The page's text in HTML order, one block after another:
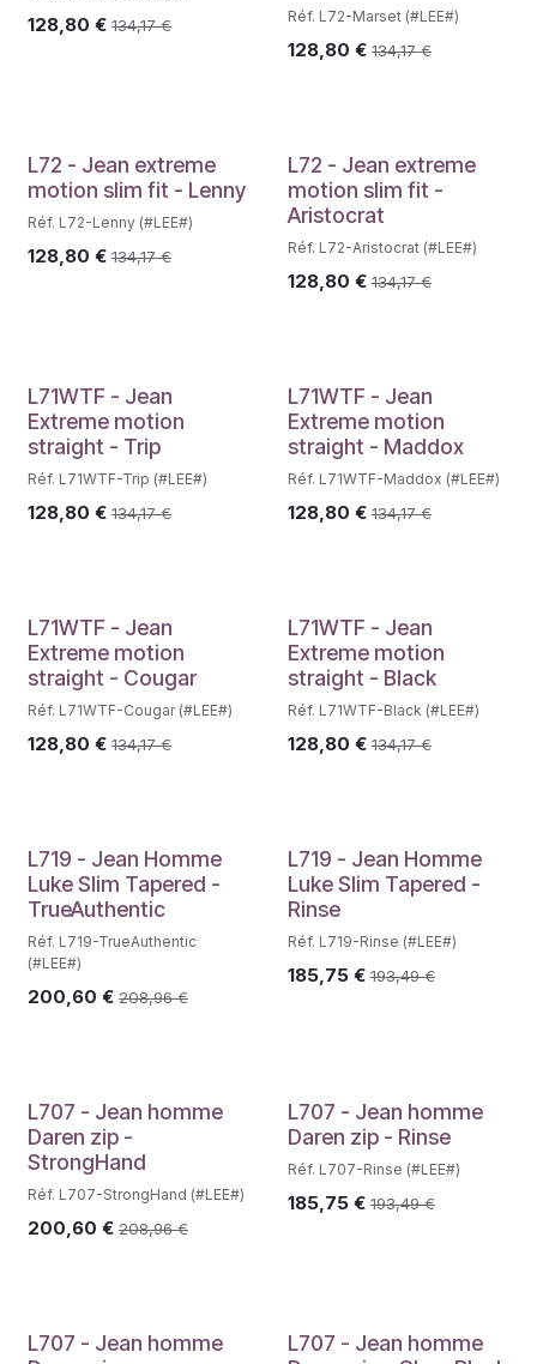
128,80 € 134,17€ Réf. L72-Marset (#LEE#)
128,80 € 134,17€
L72 - Jean extreme
motion slim fit - Lenny
Réf. L72-Lenny (#LEE#)
128,80 € 134,17€
L72 - Jean extreme
motion slim fit -
Aristocrat
Réf. L72-Aristocrat (#LEE#)
128,80 € 134,17€
L71WTF - Jean
Extreme motion
straight - Trip
Réf. L71WTF-Trip (#LEE#)
128,80 € 134,17€
L71WTF - Jean
Extreme motion
straight - Maddox
Réf. L71WTF-Maddox (#LEE#)
128,80 € 134,17€
L71WTF - Jean
Extreme motion
straight - Cougar
Réf. L71WTF-Cougar (#LEE#)
128,80 € 134,17€
L71WTF - Jean
Extreme motion
straight - Black
Réf. L71WTF-Black (#LEE#)
128,80 € 134,17€
L719 - Jean Homme
Luke Slim Tapered -
TrueAuthentic
Réf. L719-TrueAuthentic
(#LEE#)
200,60 € 208,96€
L719 - Jean Homme
Luke Slim Tapered -
Rinse
Réf. L719-Rinse (#LEE#)
185,75€ 193,49€
L707 - Jean homme
Daren zip -
StrongHand
Réf. L707-StrongHand (#LEE#)
200,60 € 208,96€
L707 - Jean homme
Daren zip - Rinse
Réf. L707-Rinse (#LEE#)
185,75€ 193,49€
L707 - Jean homme
L707 - Jean homme